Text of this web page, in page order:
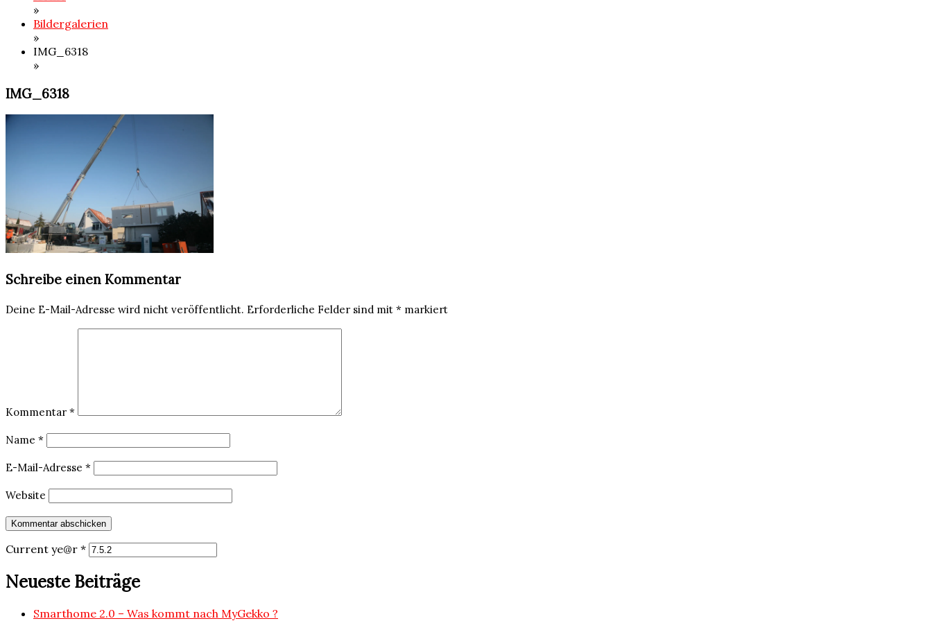
»
Bildergalerien
»
IMG_6318
»
IMG_6318
Schreibe einen Kommentar
Deine E-Mail-Adresse wird nicht veröffentlicht. Erforderliche Felder sind mit * markiert
Kommentar *
Name *
E-Mail-Adresse *
Website
Current ye@r *
Neueste Beiträge
Smarthome 2.0 – Was kommt nach MyGekko ?